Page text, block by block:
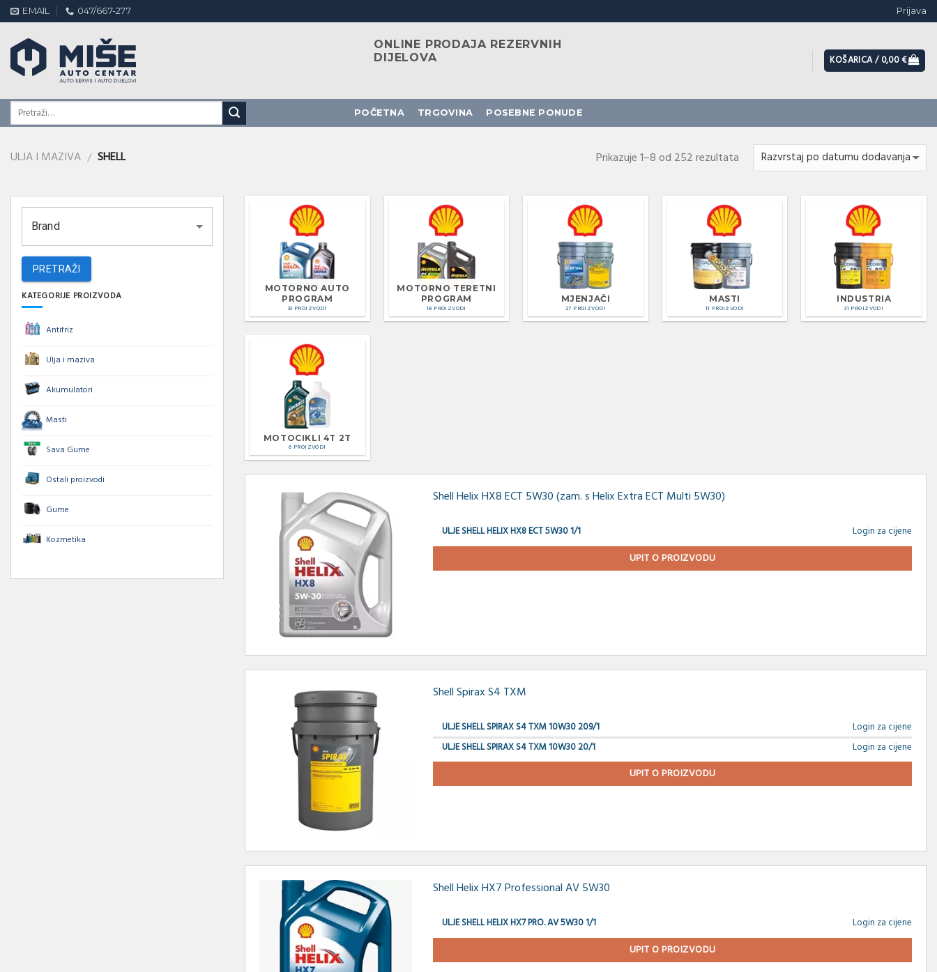
Skip
to
content
EMAIL 047/667-277 Prijava
ONLINE PRODAJA REZERVNIH
DIJELOVA
KOŠARICA /0,00€
POČETNA TRGOVINA POSEBNE PONUDE
ULJA I MAZIVA / SHELL Prikazuje 1–8 od 252 rezultata
Brand
PRETRAŽI
KATEGORIJE PROIZVODA
Antifriz
Ulja i maziva
Akumulatori
Masti
Sava Gume
Ostali proizvodi
Gume
Kozmetika
MOTORNO AUTO
PROGRAM
33 PROIZVODI
MOTORNO TERETNI
PROGRAM
18 PROIZVODI
MJENJAČI
27 PROIZVODI
MASTI
11 PROIZVODI
INDUSTRIA
31 PROIZVODI
MOTOCIKLI 4T 2T
6 PROIZVODI
Shell Helix HX8 ECT 5W30 (zam. s Helix Extra ECT Multi 5W30)
ULJE SHELL HELIX HX8 ECT 5W30 1/1 Login za cijene
UPIT O PROIZVODU
Shell Spirax S4 TXM
ULJE SHELL SPIRAX S4 TXM 10W30 209/1
Login za cijene
ULJE SHELL SPIRAX S4 TXM 10W30 20/1
Login za cijene
UPIT O PROIZVODU
Shell Helix HX7 Professional AV 5W30
ULJE SHELL HELIX HX7 PRO. AV 5W30 1/1 Login za cijene
UPIT O PROIZVODU